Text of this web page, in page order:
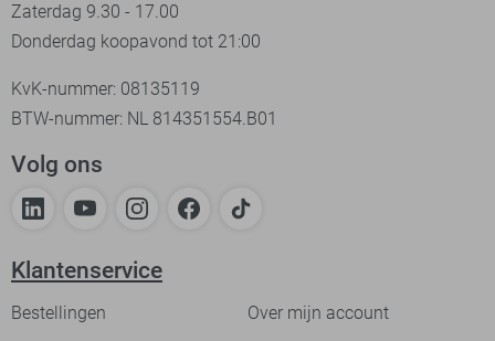
Zaterdag 9.30 - 17.00
Donderdag koopavond tot 21:00
KvK-nummer: 08135119
BTW-nummer: NL 814351554.B01
Volg ons
Klantenservice
Bestellingen
Over mijn account